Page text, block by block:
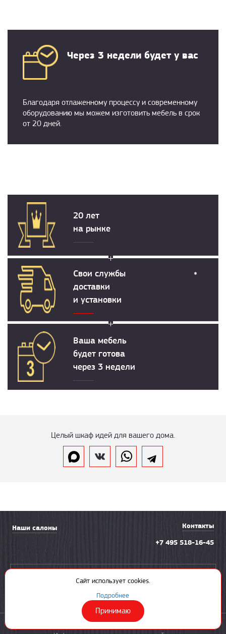
Через 3 недели будет у вас
Благодаря отлаженному процессу и современному
оборудованию мы можем изготовить мебель в срок
от 20 дней.
20 лет
на рынке
Свои службы
доставки
и установки
*
Ваша мебель
будет готова
через 3 недели
Целый шкаф идей для вашего дома.
Наши салоны
Контакты
+7 495 518-16-45
© 2003—2026 «Солнечная ладья»
Сайт использует cookies.
Подробнее
Принимаю